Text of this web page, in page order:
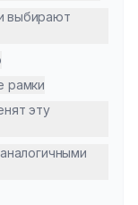
выбирают
рамки
эту